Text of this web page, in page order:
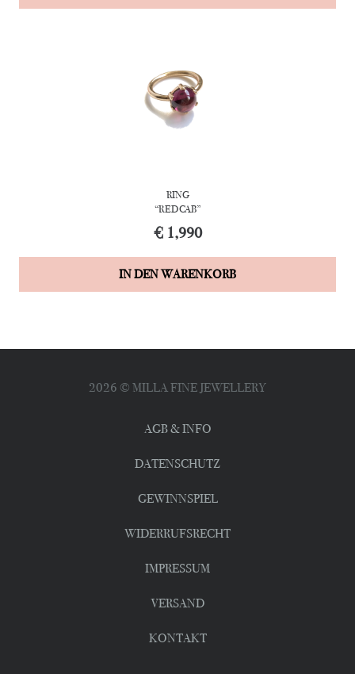
RING
“RED CAB”
€1,990
IN DEN WARENKORB
2026 © MILLA FINE JEWELLERY
AGB & INFO
DATENSCHUTZ
GEWINNSPIEL
WIDERRUFSRECHT
IMPRESSUM
VERSAND
KONTAKT